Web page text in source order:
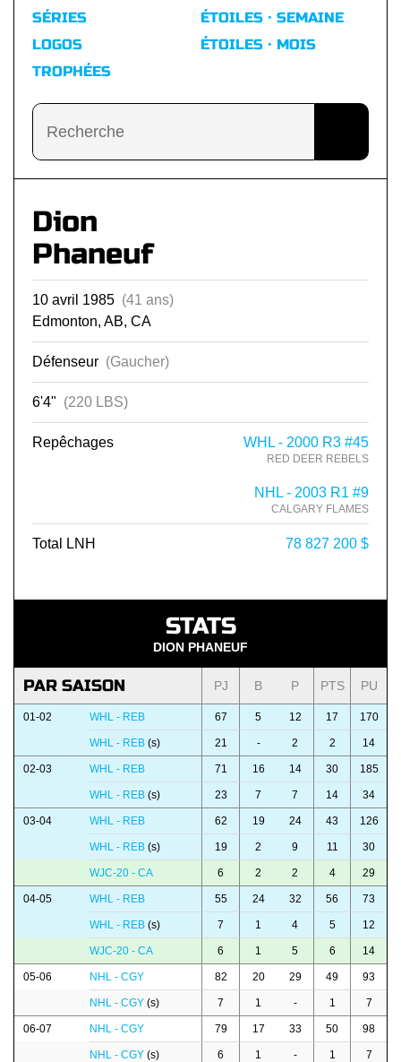
SÉRIES
LOGOS
TROPHÉES
ÉTOILES · SEMAINE
ÉTOILES · MOIS
Dion
Phaneuf
10 avril 1985 (41 ans)
Edmonton, AB, CA
Défenseur (Gaucher)
6'4" (220 LBS)
Repêchages WHL - 2000 R3 #45
RED DEER REBELS
NHL - 2003 R1 #9
CALGARY FLAMES
Total LNH 78 827 200 $
STATS
DION PHANEUF
PAR SAISON PJ B P PTS PU
01-02 WHL - REB 67 5 12 17 170
WHL - REB (s) 21 - 2 2 14
02-03 WHL - REB 71 16 14 30 185
WHL - REB (s) 23 7 7 14 34
03-04 WHL - REB 62 19 24 43 126
WHL - REB (s) 19 2 9 11 30
WJC-20 - CA 6 2 2 4 29
04-05 WHL - REB 55 24 32 56 73
WHL - REB (s) 7 1 4 5 12
WJC-20 - CA 6 1 5 6 14
05-06 NHL - CGY 82 20 29 49 93
NHL - CGY (s) 7 1 - 1 7
06-07 NHL - CGY 79 17 33 50 98
NHL - CGY (s) 6 1 - 1 7